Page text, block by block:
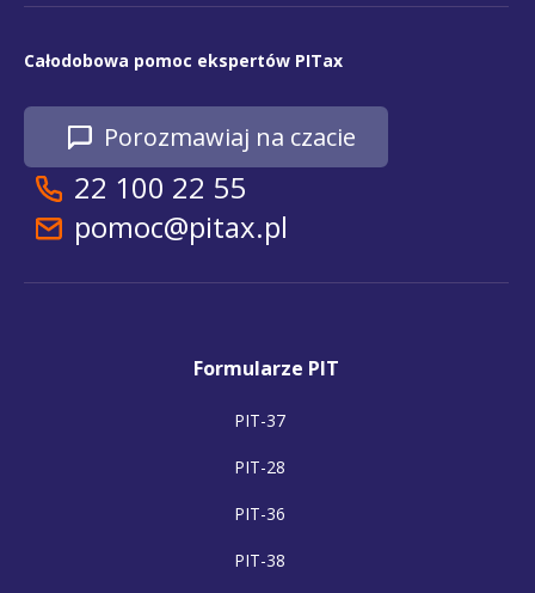
Całodobowa pomoc ekspertów PITax
Porozmawiaj na czacie
22 100 22 55
pomoc@pitax.pl
Formularze PIT
PIT-37
PIT-28
PIT-36
PIT-38